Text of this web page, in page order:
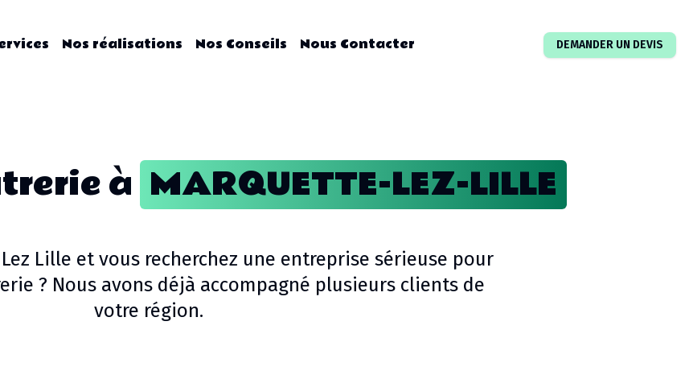
Nos réalisations Nos Conseils Nous Contacter DEMANDER UN DEVIS
à MARQUETTE-LEZ-LILLE
Lille et vous recherchez une entreprise sérieuse pour
? Nous avons déjà accompagné plusieurs clients de
votre région.